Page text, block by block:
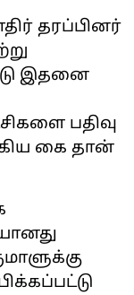
தரப்பினர்
இதனை
பதிவு
கை தான்